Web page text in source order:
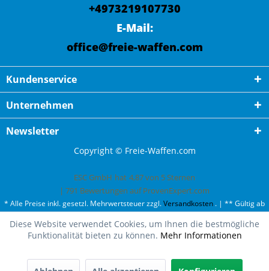
+4973219107730
E-Mail:
office@freie-waffen.com
Kundenservice
Unternehmen
Newsletter
Copyright © Freie-Waffen.com
ESC GmbH hat 4,87von 5Sternen
| 791 Bewertungen auf ProvenExpert.com
* Alle Preise inkl. gesetzl. Mehrwertsteuer zzgl.Versandkosten . | ** Gültig ab
ausgenommen Gefahrgut. Weitere Ländern finden Sie unterVersandkosten
Diese Website verwendet Cookies, um Ihnen die bestmögliche
Funktionalität bieten zu können. Mehr Informationen